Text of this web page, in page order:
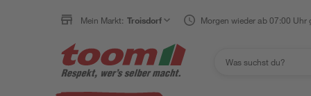
Mein Markt: Troisdorf Morgen wieder ab 07:00 Uhr